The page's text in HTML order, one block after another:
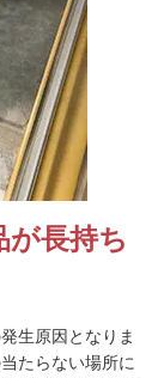
が長持ち
生原因となりま
たらない場所に